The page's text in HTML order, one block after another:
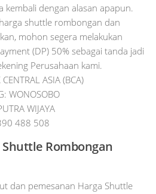
kembali dengan alasan apapun.
shuttle rombongan dan
mohon segera melakukan
(DP) 50% sebagai tanda jadi
Perusahaan kami.
ASIA (BCA)
WONOSOBO
WIJAYA
488 508
Rombongan
dan pemesanan Harga Shuttle